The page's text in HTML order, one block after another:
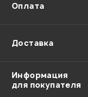
Оплата
Доставка
Информация
для покупателя